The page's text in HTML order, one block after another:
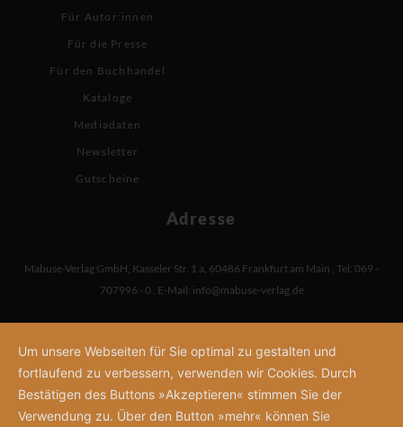
Für Autor:innen
Für die Presse
Für den Buchhandel
Kataloge
Mediadaten
Newsletter
Gutscheine
Adresse
Mabuse-Verlag GmbH, Kasseler Str. 1 a, 60486 Frankfurt am Main , Tel: 069 -
707996 - 0 , E-Mail: info@mabuse-verlag.de
Um unsere Webseiten für Sie optimal zu gestalten und
fortlaufend zu verbessern, verwenden wir Cookies. Durch
Bestätigen des Buttons »Akzeptieren« stimmen Sie der
Verwendung zu. Über den Button »mehr« können Sie